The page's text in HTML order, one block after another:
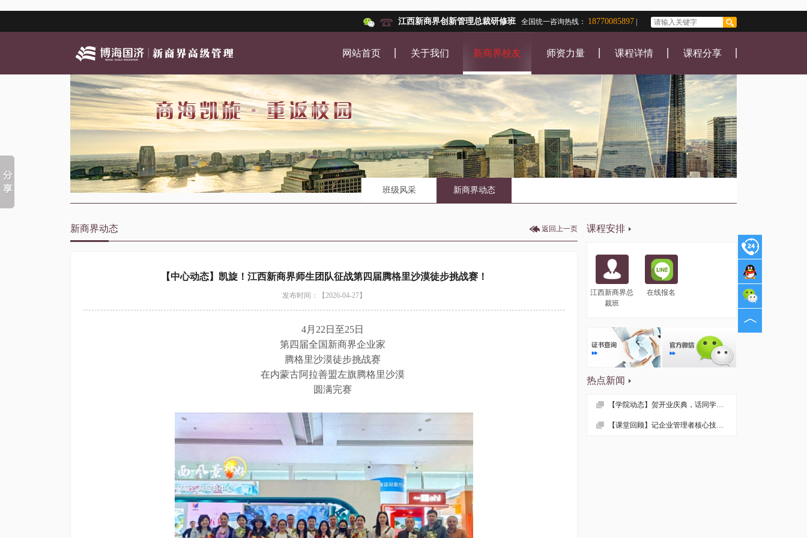
江西新商界创新管理总裁研修班 全国统一咨询热线： 18770085897
网站首页 关于我们 新商界校友 师资力量 课程详情 课程分享
班级风采 新商界动态
新商界动态 返回上一页
【中心动态】凯旋！江西新商界师生团队征战第四届腾格里沙漠徒步挑战赛！
发布时间：【2026-04-27】
4月22日至25日
第四届全国新商界企业家
腾格里沙漠徒步挑战赛
在内蒙古阿拉善盟左旗腾格里沙漠
圆满完赛
课程安排
江西新商界总
裁班
在线报名
热点新闻
【学院动态】贺开业庆典，话同学情谊 —— 记江西财大EMBA总裁53班疫情后首次班级活动
【课堂回顾】记企业管理者核心技能课程——《领导力与自我修炼》